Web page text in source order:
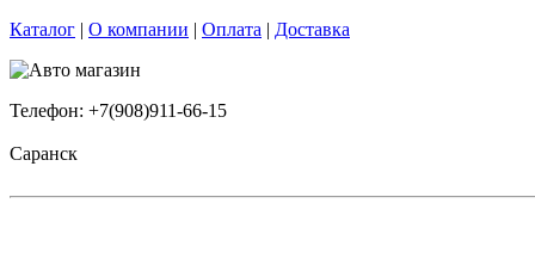
Каталог | О компании | Оплата | Доставка
Телефон: +7(908)911-66-15
Саранск